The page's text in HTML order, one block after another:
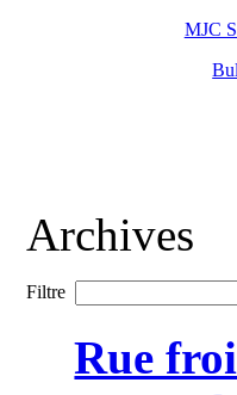
MJC
Archives
Filtre
Rue